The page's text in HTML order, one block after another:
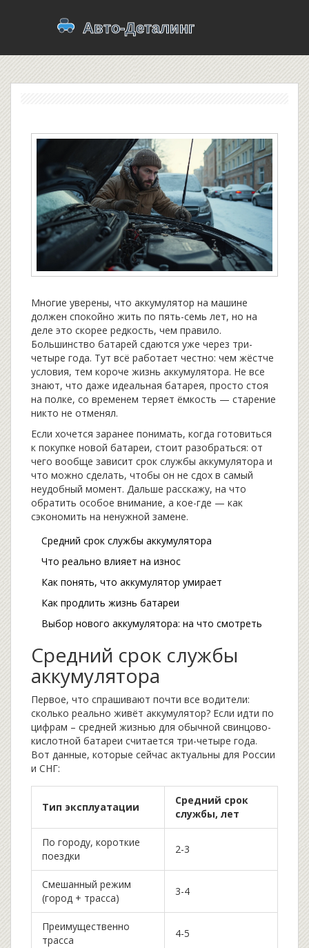
Многие уверены, что аккумулятор на машине
должен спокойно жить по пять-семь лет, но на
деле это скорее редкость, чем правило.
Большинство батарей сдаются уже через три-
четыре года. Тут всё работает честно: чем жёстче
условия, тем короче жизнь аккумулятора. Не все
знают, что даже идеальная батарея, просто стоя
на полке, со временем теряет ёмкость — старение
никто не отменял.
Если хочется заранее понимать, когда готовиться
к покупке новой батареи, стоит разобраться: от
чего вообще зависит срок службы аккумулятора и
что можно сделать, чтобы он не сдох в самый
неудобный момент. Дальше расскажу, на что
обратить особое внимание, а кое-где — как
сэкономить на ненужной замене.
Средний срок службы аккумулятора
Что реально влияет на износ
Как понять, что аккумулятор умирает
Как продлить жизнь батареи
Выбор нового аккумулятора: на что смотреть
Средний срок службы
аккумулятора
Первое, что спрашивают почти все водители:
сколько реально живёт аккумулятор? Если идти по
цифрам – средней жизнью для обычной свинцово-
кислотной батареи считается три-четыре года.
Вот данные, которые сейчас актуальны для России
и СНГ:
Тип эксплуатации
Средний срок
службы, лет
По городу, короткие
поездки
2-3
Смешанный режим
(город + трасса)
3-4
Преимущественно
трасса
4-5